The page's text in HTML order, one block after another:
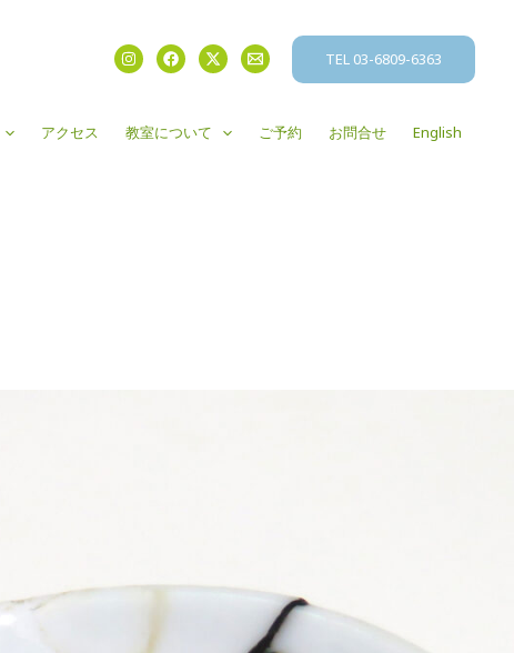
TEL 03-6809-6363
アクセス 教室について ご予約 お問合せ English